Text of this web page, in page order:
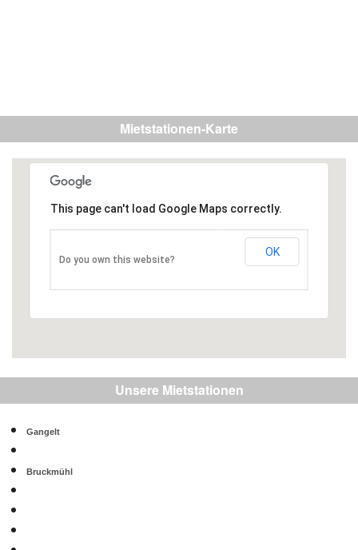
Mietstationen-Karte
This page can't load Google Maps correctly.
Do you own this website?
OK
Unsere Mietstationen
Gangelt
Bruckmühl